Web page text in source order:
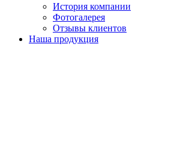
История компании
Фотогалерея
Отзывы клиентов
Наша продукция